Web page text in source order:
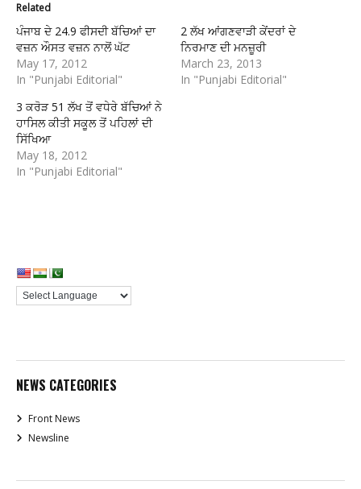
Related
ਪੰਜਾਬ ਦੇ 24.9 ਫੀਸਦੀ ਬੱਚਿਆਂ ਦਾ
ਵਜ਼ਨ ਔਸਤ ਵਜ਼ਨ ਨਾਲੋਂ ਘੱਟ
May 17, 2012
In "Punjabi Editorial"
2 ਲੱਖ ਆਂਗਣਵਾੜੀ ਕੇਂਦਰਾਂ ਦੇ
ਨਿਰਮਾਣ ਦੀ ਮਨਜ਼ੂਰੀ
March 23, 2013
In "Punjabi Editorial"
3 ਕਰੋੜ 51 ਲੱਖ ਤੋਂ ਵਧੇਰੇ ਬੱਚਿਆਂ ਨੇ
ਹਾਸਿਲ ਕੀਤੀ ਸਕੂਲ ਤੋਂ ਪਹਿਲਾਂ ਦੀ
ਸਿੱਖਿਆ
May 18, 2012
In "Punjabi Editorial"
NEWS CATEGORIES
Front News
Newsline